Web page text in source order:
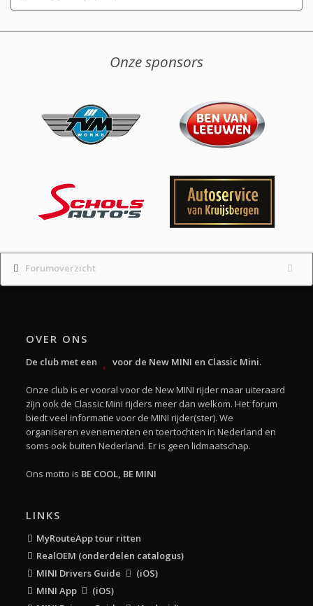
Onze sponsors
Forumoverzicht
OVER ONS
De club met een voor de New MINI en Classic Mini.
Onze club is er vooral voor de New MINI rijder maar uiteraard
zijn ook de Classic Mini rijders meer dan welkom. Het forum
biedt veel informatie voor de MINI rijder(ster). We
organiseren evenementen en toertochten in Nederland en
soms ook buiten Nederland. Er is geen lidmaatschap.
Ons motto is BE COOL, BE MINI
LINKS
MyRouteApp tour ritten
RealOEM (onderdelen catalogus)
MINI Drivers Guide
(iOS)
MINI App
(iOS)